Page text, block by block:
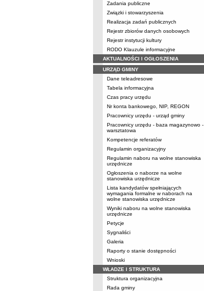
Zadania publiczne
Związki i stowarzyszenia
Realizacja zadań publicznych
Rejestr zbiorów danych osobowych
Rejestr instytucji kultury
RODO Klauzule informacyjne
AKTUALNOŚCI I OGŁOSZENIA
URZĄD GMINY
Dane teleadresowe
Tabela informacyjna
Czas pracy urzędu
Nr konta bankowego, NIP, REGON
Pracownicy urzędu - urząd gminy
Pracownicy urzędu - baza magazynowo -
warsztatowa
Kompetencje referatów
Regulamin organizacyjny
Regulamin naboru na wolne stanowiska
urzędnicze
Ogłoszenia o naborze na wolne
stanowiska urzędnicze
Lista kandydatów spełniających
wymagania formalne w naborach na
wolne stanowiska urzędnicze
Wyniki naboru na wolne stanowiska
urzędnicze
Petycje
Sygnaliści
Galeria
Raporty o stanie dostępności
Wnioski
WŁADZE I STRUKTURA
Struktura organizacyjna
Rada gminy